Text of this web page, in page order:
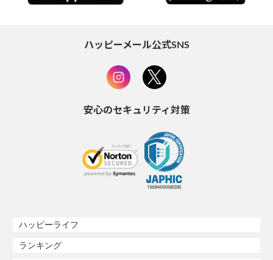
ハッピーメール公式SNS
安心のセキュリティ対策
ハッピーライフ
ランキング